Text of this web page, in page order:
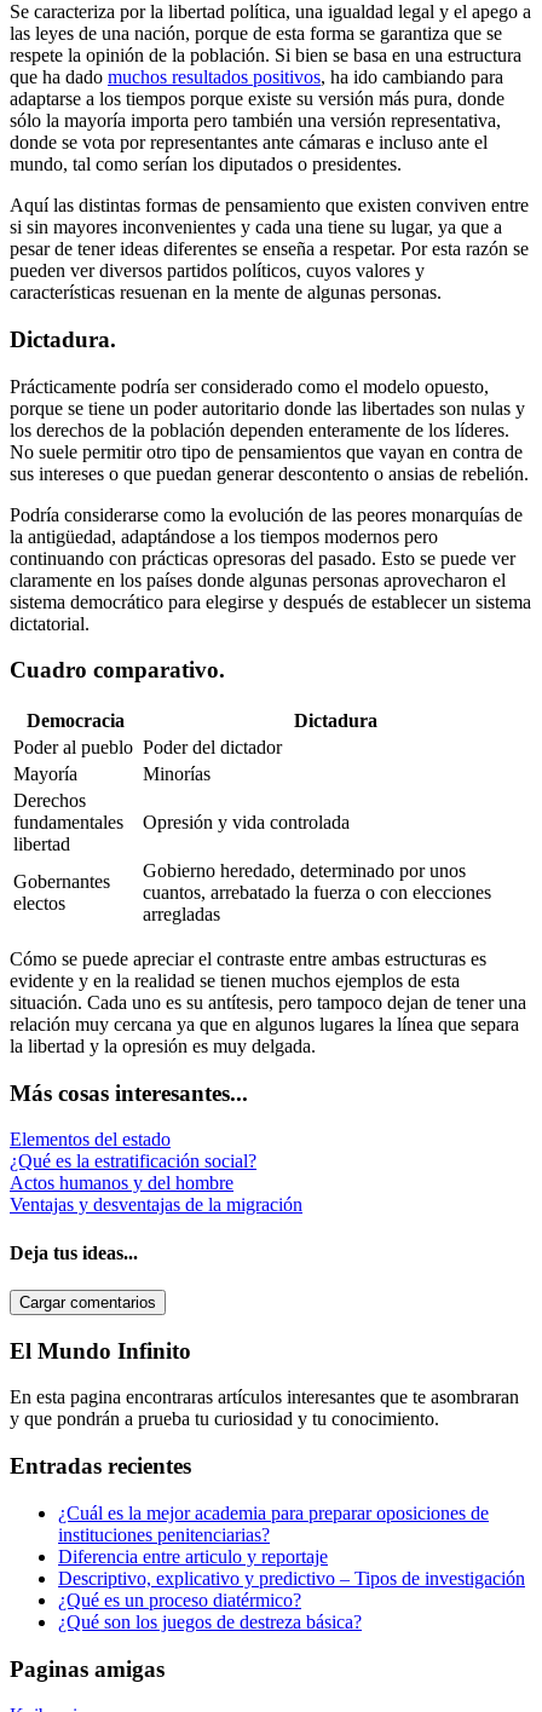
Se caracteriza por la libertad política, una igualdad legal y el apego a
las leyes de una nación, porque de esta forma se garantiza que se
respete la opinión de la población. Si bien se basa en una estructura
que ha dado muchos resultados positivos, ha ido cambiando para
adaptarse a los tiempos porque existe su versión más pura, donde
sólo la mayoría importa pero también una versión representativa,
donde se vota por representantes ante cámaras e incluso ante el
mundo, tal como serían los diputados o presidentes.
Aquí las distintas formas de pensamiento que existen conviven entre
si sin mayores inconvenientes y cada una tiene su lugar, ya que a
pesar de tener ideas diferentes se enseña a respetar. Por esta razón se
pueden ver diversos partidos políticos, cuyos valores y
características resuenan en la mente de algunas personas.
Dictadura.
Prácticamente podría ser considerado como el modelo opuesto,
porque se tiene un poder autoritario donde las libertades son nulas y
los derechos de la población dependen enteramente de los líderes.
No suele permitir otro tipo de pensamientos que vayan en contra de
sus intereses o que puedan generar descontento o ansias de rebelión.
Podría considerarse como la evolución de las peores monarquías de
la antigüedad, adaptándose a los tiempos modernos pero
continuando con prácticas opresoras del pasado. Esto se puede ver
claramente en los países donde algunas personas aprovecharon el
sistema democrático para elegirse y después de establecer un sistema
dictatorial.
Cuadro comparativo.
Democracia
Dictadura
Poder al pueblo Poder del dictador
Mayoría
Minorías
Derechos
fundamentales
libertad
Opresión y vida controlada
Gobernantes
electos
Gobierno heredado, determinado por unos
cuantos, arrebatado la fuerza o con elecciones
arregladas
Cómo se puede apreciar el contraste entre ambas estructuras es
evidente y en la realidad se tienen muchos ejemplos de esta
situación. Cada uno es su antítesis, pero tampoco dejan de tener una
relación muy cercana ya que en algunos lugares la línea que separa
la libertad y la opresión es muy delgada.
Más cosas interesantes...
Elementos del estado
¿Qué es la estratificación social?
Actos humanos y del hombre
Ventajas y desventajas de la migración
Deja tus ideas...
Cargar comentarios
Barra
lateral
primaria
El Mundo Infinito
En esta pagina encontraras artículos interesantes que te asombraran
y que pondrán a prueba tu curiosidad y tu conocimiento.
Entradas recientes
¿Cuál es la mejor academia para preparar oposiciones de
instituciones penitenciarias?
Diferencia entre articulo y reportaje
Descriptivo, explicativo y predictivo – Tipos de investigación
¿Qué es un proceso diatérmico?
¿Qué son los juegos de destreza básica?
Paginas amigas